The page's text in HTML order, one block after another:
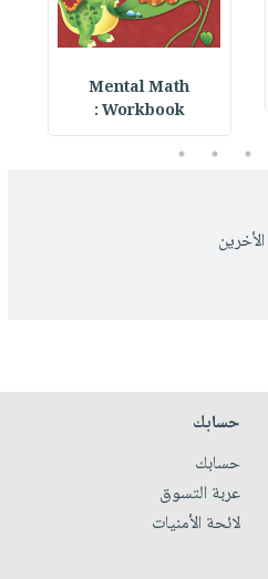
Mental Math
Workbook :
3
4
5
حسابك
حسابك
عربة التسوق
لائحة الأمنيات